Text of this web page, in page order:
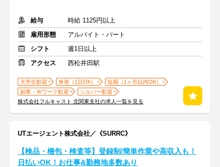
給与
時給 1125円以上
雇用形態
アルバイト・パート
シフト
週1日以上
アクセス
西松井田駅
大学生歓迎 単発（1日OK）
短期（1ヶ月以内OK）
副業・Ｗワーク歓迎
シルバー歓迎
株式会社フルキャスト 北関東支社の求人一覧を見る
UTエージェント株式会社／《SURRC》
【検品・梱包・検査等】登録制/簡単作業や高収入も！
日払いOK！お仕事&勤務地多数あり